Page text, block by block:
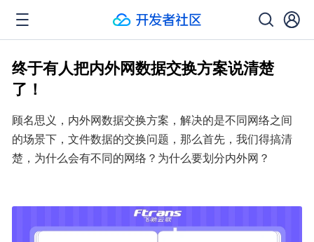
终于有人把内外网数据交换方案说清楚
了！
顾名思义，内外网数据交换方案，解决的是不同网络之间
的场景下，文件数据的交换问题，那么首先，我们得搞清
楚，为什么会有不同的网络？为什么要划分内外网？